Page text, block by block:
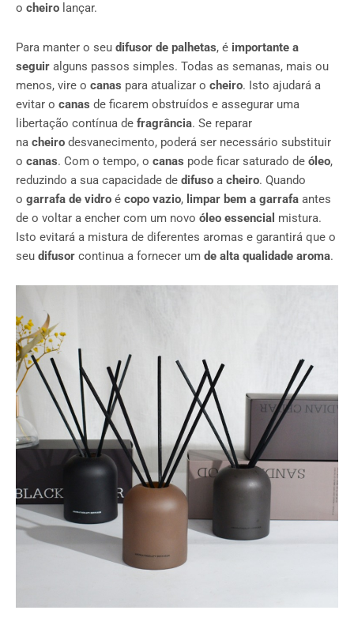
o cheiro lançar.
Para manter o seu difusor de palhetas, é importante a
seguir alguns passos simples. Todas as semanas, mais ou
menos, vire o canas para atualizar o cheiro. Isto ajudará a
evitar o canas de ficarem obstruídos e assegurar uma
libertação contínua de fragrância. Se reparar
na cheiro desvanecimento, poderá ser necessário substituir
o canas. Com o tempo, o canas pode ficar saturado de óleo,
reduzindo a sua capacidade de difuso a cheiro. Quando
o garrafa de vidro é copo vazio, limpar bem a garrafa antes
de o voltar a encher com um novo óleo essencial mistura.
Isto evitará a mistura de diferentes aromas e garantirá que o
seu difusor continua a fornecer um de alta qualidade aroma.